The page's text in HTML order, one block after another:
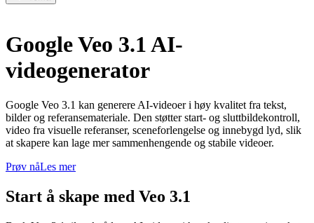
Google Veo 3.1 AI-
videogenerator
Google Veo 3.1 kan generere AI-videoer i høy kvalitet fra tekst,
bilder og referansemateriale. Den støtter start- og sluttbildekontroll,
video fra visuelle referanser, sceneforlengelse og innebygd lyd, slik
at skapere kan lage mer sammenhengende og stabile videoer.
Prøv nåLes mer
Start å skape med Veo 3.1